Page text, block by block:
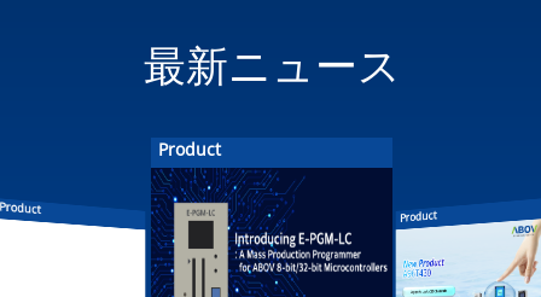
最新ニュース
Product
Product
Product